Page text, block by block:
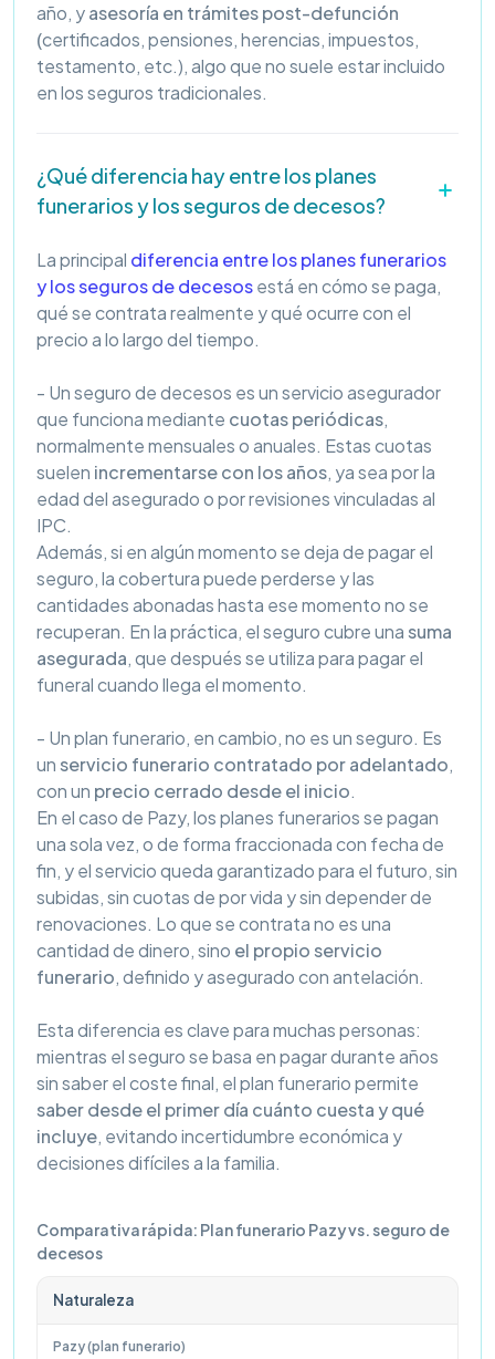
año, yasesoría en trámites post-defunción
(certificados, pensiones, herencias, impuestos,
testamento, etc.), algo que no suele estar incluido
en los seguros tradicionales.
¿Qué diferencia hay entre los planes
funerarios y los seguros de decesos?
La principal diferencia entre los planes funerarios
y los seguros de decesosestá en cómo se paga,
qué se contrata realmente y qué ocurre con el
precio a lo largo del tiempo.
- Un seguro de decesos es un servicio asegurador
que funciona mediante cuotas periódicas,
normalmente mensuales o anuales. Estas cuotas
suelen incrementarse con los años, ya sea por la
edad del asegurado o por revisiones vinculadas al
IPC.
Además, si en algún momento se deja de pagar el
seguro, la cobertura puede perderse y las
cantidades abonadas hasta ese momento no se
recuperan. En la práctica, el seguro cubre unasuma
asegurada, que después se utiliza para pagar el
funeral cuando llega el momento.
- Un plan funerario, en cambio, no es un seguro. Es
unservicio funerario contratado por adelantado,
con un precio cerrado desde el inicio.
En el caso de Pazy, los planes funerarios se pagan
una sola vez, o de forma fraccionada con fecha de
fin, y el servicio queda garantizado para el futuro, sin
subidas, sin cuotas de por vida y sin depender de
renovaciones. Lo que se contrata no es una
cantidad de dinero, sino el propio servicio
funerario, definido y asegurado con antelación.
Esta diferencia es clave para muchas personas:
mientras el seguro se basa en pagar durante años
sin saber el coste final, el plan funerario permite
saber desde el primer día cuánto cuesta y qué
incluye, evitando incertidumbre económica y
decisiones difíciles a la familia.
Comparativa rápida: Plan funerario Pazy vs. seguro de
decesos
Naturaleza